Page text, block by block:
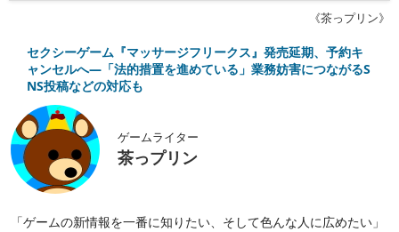
《茶っプリン》
セクシーゲーム『マッサージフリークス』発売延期、予約キ
ャンセルへ―「法的措置を進めている」業務妨害につながるS
NS投稿などの対応も
ゲームライター
茶っプリン
「ゲームの新情報を一番に知りたい、そして色んな人に広めたい」